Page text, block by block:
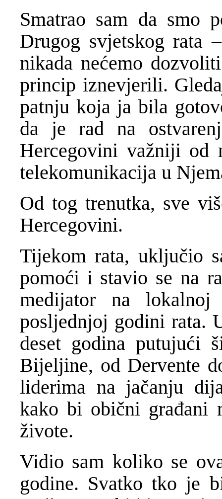
Smatrao sam da smo
Drugog svjetskog rata
nikada nećemo
princip iznevjerili.
patnju koja ja bila
da je rad na
Hercegovini važniji od
telekomunikacija u
Od tog trenutka, sve
Hercegovini.
Tijekom rata, uključio
pomoći i stavio se na
medijator na
posljednjoj godini rata.
deset godina putujući
Bijeljine, od Dervente
liderima na jačanju
kako bi obični građani
živote.
Vidio sam koliko se
godine. Svatko tko je